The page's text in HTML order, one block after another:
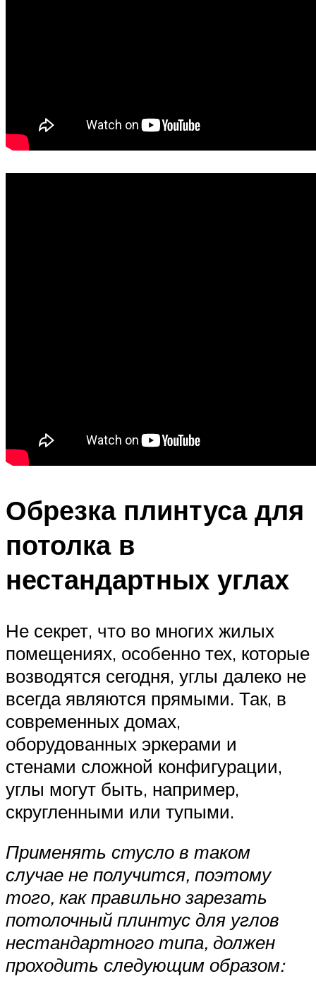
Обрезка плинтуса для
потолка в
нестандартных углах
Не секрет, что во многих жилых
помещениях, особенно тех, которые
возводятся сегодня, углы далеко не
всегда являются прямыми. Так, в
современных домах,
оборудованных эркерами и
стенами сложной конфигурации,
углы могут быть, например,
скругленными или тупыми.
Применять стусло в таком
случае не получится, поэтому
того, как правильно зарезать
потолочный плинтус для углов
нестандартного типа, должен
проходить следующим образом: